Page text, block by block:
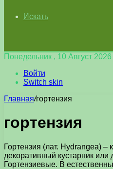
Искать
Понедельник , 10 Август 2026
Войти
Switch skin
Главная/гортензия
гортензия
Гортензия (лат. Hydrangea) –
декоративный кустарник или
Гортензиевые. В